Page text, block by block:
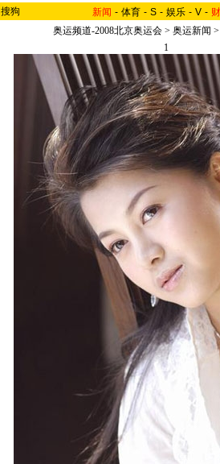
搜狗 新闻 - 体育 - S - 娱乐 - V -
奥运频道-2008北京奥运会 > 奥运新闻 >
1